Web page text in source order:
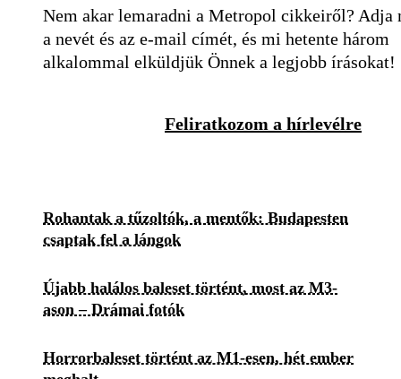
Nem akar lemaradni a Metropol cikkeiről? Adja
a nevét és az e-mail címét, és mi hetente három
alkalommal elküldjük Önnek a legjobb írásokat!
Feliratkozom a hírlevélre
Rohantak a tűzoltók, a mentők: Budapesten
csaptak fel a lángok
Újabb halálos baleset történt, most az M3-
ason – Drámai fotók
Horrorbaleset történt az M1-esen, hét ember